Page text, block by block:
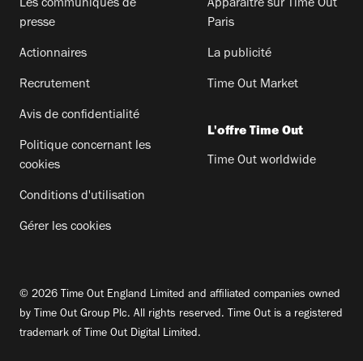
Les communiqués de
presse
Actionnaires
Recrutement
Avis de confidentialité
Politique concernant les
cookies
Conditions d'utilisation
Gérer les cookies
Apparaitre sur Time Out
Paris
La publicité
Time Out Market
L'offre Time Out
Time Out worldwide
© 2026 Time Out England Limited and affiliated companies owned
by Time Out Group Plc. All rights reserved. Time Out is a registered
trademark of Time Out Digital Limited.